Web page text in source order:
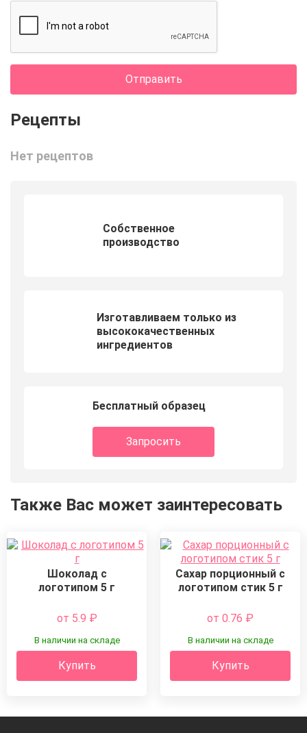
Отправить
Нет рецептов
Собственное
производство
Изготавливаем только из
высококачественных
ингредиентов
Бесплатный образец
Запросить
Также Вас может заинтересовать
Шоколад с
логотипом 5 г
от 5.9 ₽
В наличии на складе
Купить
Сахар порционный с
логотипом стик 5 г
от 0.76 ₽
В наличии на складе
Купить